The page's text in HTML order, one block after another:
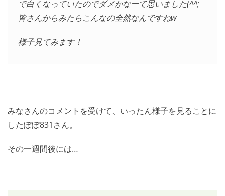
で白くなっていたのでダメかなーて思いました(^^;
皆さんからみたらこんなの全然なんですねw
様子見てみます！
みなさんのコメントを受けて、いったん様子を見ることに
したぽぽ831さん。
その一週間後には…